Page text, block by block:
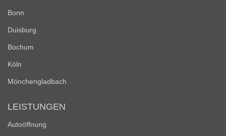
Bonn
Duisburg
Bochum
Köln
Mönchengladbach
LEISTUNGEN
Autoöffnung